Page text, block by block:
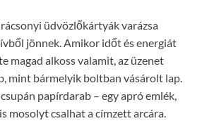
üdvözlőkártyák varázsa
jönnek. Amikor időt és energiát
magad alkoss valamit, az üzenet
mint bármelyik boltban vásárolt lap.
papírdarab – egy apró emlék,
mosolyt csalhat a címzett arcára.